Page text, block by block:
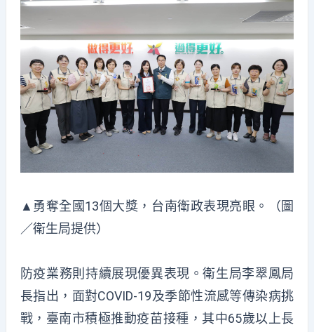
▲勇奪全國13個大獎，台南衛政表現亮眼。（圖
／衛生局提供）
防疫業務則持續展現優異表現。衛生局李翠鳳局
長指出，面對COVID-19及季節性流感等傳染病挑
戰，臺南市積極推動疫苗接種，其中65歲以上長